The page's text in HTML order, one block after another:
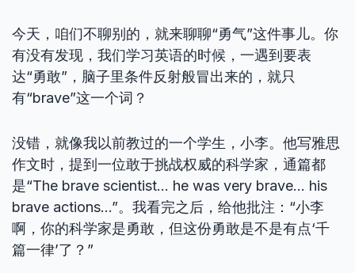
今天，咱们不聊别的，就来聊聊“勇气”这件事儿。你
有没有发现，我们学习英语的时候，一遇到要表
达“勇敢”，脑子里条件反射般冒出来的，就只
有“brave”这一个词？
没错，就像我以前教过的一个学生，小李。他写雅思
作文时，提到一位敢于挑战权威的科学家，通篇都
是“The brave scientist… he was very brave… his
brave actions…”。我看完之后，给他批注：“小李
啊，你的科学家是勇敢，但这份勇敢是不是有点‘千
篇一律’了？”